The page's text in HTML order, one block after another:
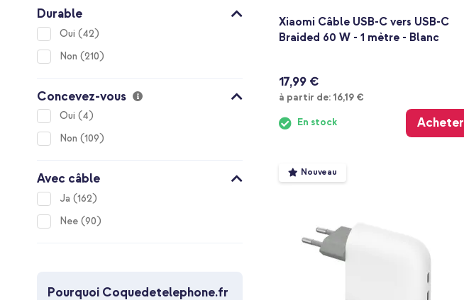
Xiaomi Câble USB-C vers USB-C
Braided 60 W - 1 mètre - Blanc
17,99 €
à partir de: À partir de
16,19 €
En stock Acheter
Nouveau
Durable
Oui 42
items
Non
210
items
Concevez-vous
Oui 4
items
Non
109
items
Avec câble
Ja 162
items
Nee 90
items
Pourquoi Coquedetelephone.fr